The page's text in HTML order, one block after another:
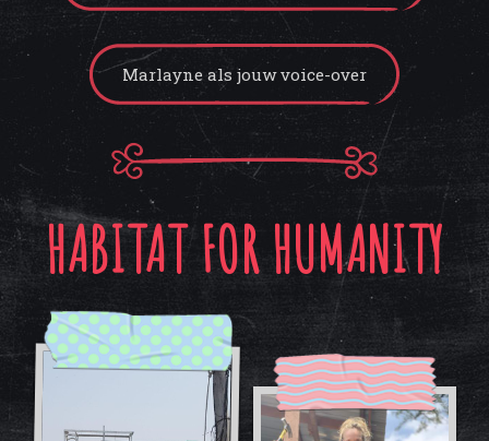
Marlayne als jouw voice-over
HABITAT FOR HUMANITY